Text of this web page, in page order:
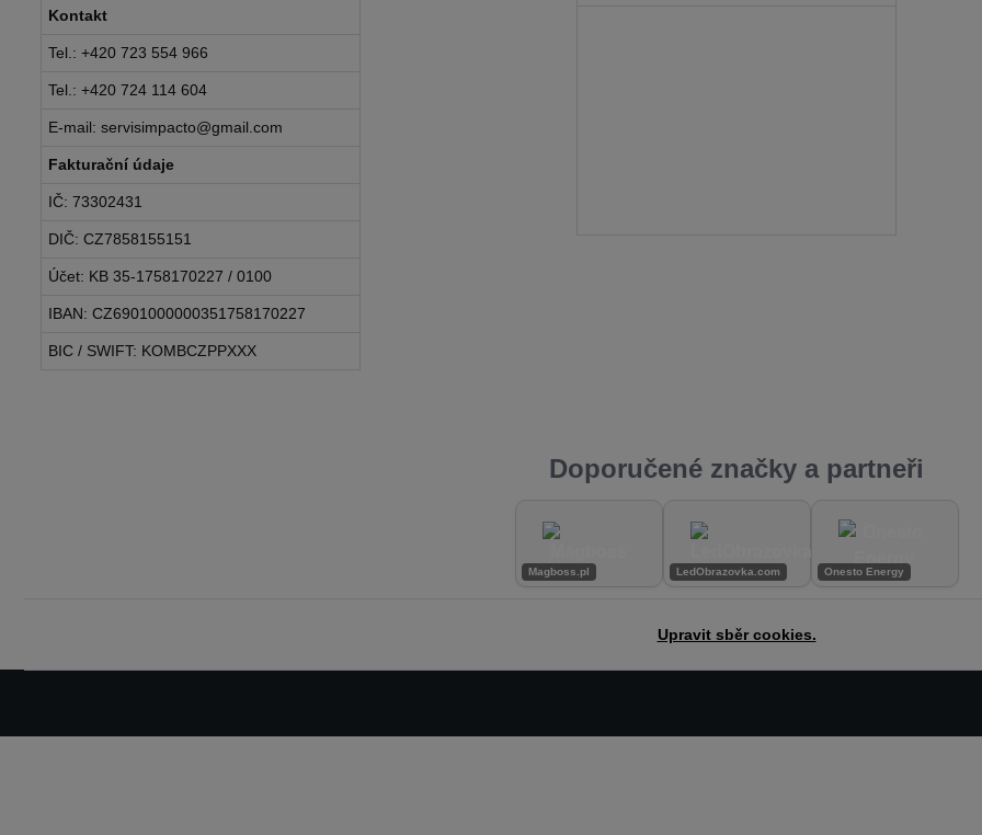
Kontakt
Tel.: +420 723 554 966
Tel.: +420 724 114 604
E-mail: servisimpacto@gmail.com
Fakturační údaje
IČ: 73302431
DIČ: CZ7858155151
Účet: KB 35-1758170227 / 0100
IBAN: CZ6901000000351758170227
BIC / SWIFT: KOMBCZPPXXX
Doporučené značky a partneři
Magboss.pl LedObrazovka.com Onesto Energy
Upravit sběr cookies.